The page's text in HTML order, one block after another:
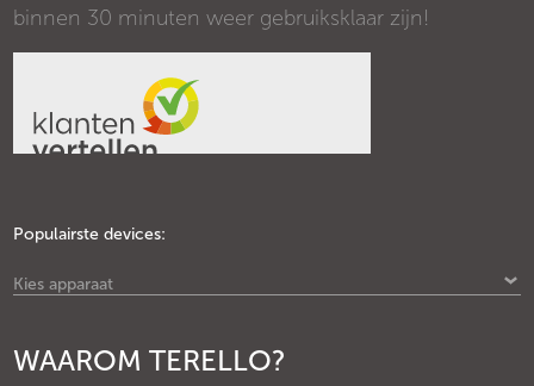
binnen 30 minuten weer gebruiksklaar zijn!
Populairste devices:
Kies apparaat
WAAROM TERELLO?